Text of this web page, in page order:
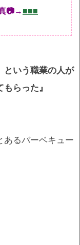
📷→ ■■■
という職業の人が
らった』
あるバーベキュー